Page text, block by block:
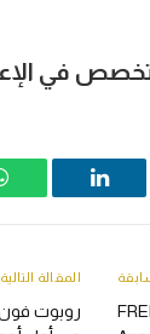
في
LinkedIn
المقالة التالية